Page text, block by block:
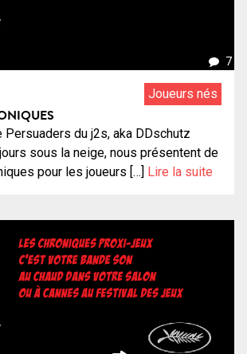
7
Joueurs nés
Persuaders du j2s, aka DDschutz
sous la neige, nous présentent de
pour les joueurs […] Lire la suite